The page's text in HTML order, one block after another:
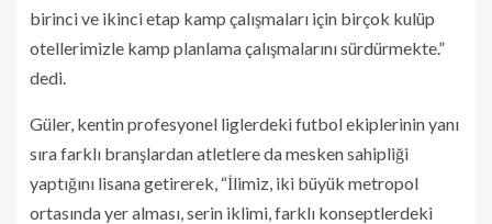
birinci ve ikinci etap kamp çalışmaları için birçok kulüp
otellerimizle kamp planlama çalışmalarını sürdürmekte.”
dedi.
Güler, kentin profesyonel liglerdeki futbol ekiplerinin yanı
sıra farklı branşlardan atletlere da mesken sahipliği
yaptığını lisana getirerek, “İlimiz, iki büyük metropol
ortasında yer alması, serin iklimi, farklı konseptlerdeki